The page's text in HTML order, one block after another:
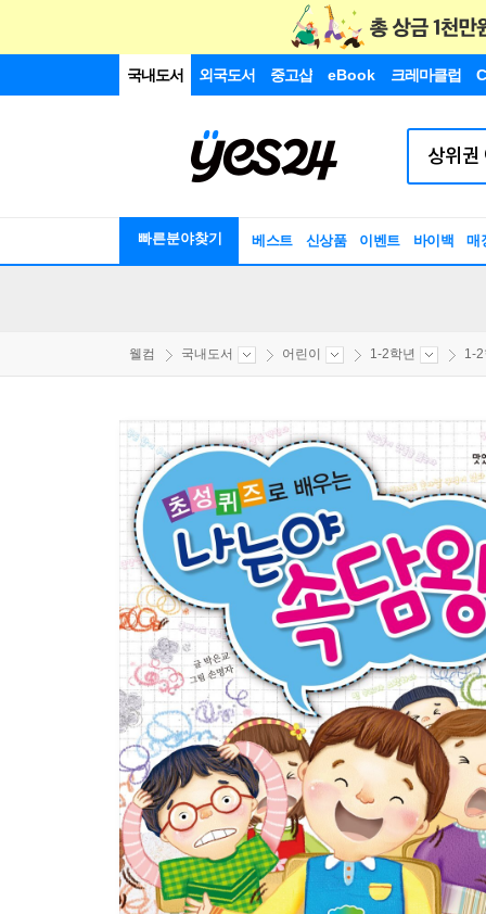
국내도서 외국도서 중고샵 eBook 크레마클럽
빠른분야찾기 베스트 신상품 이벤트 바이백 매
웰컴 국내도서 어린이 1-2학년 1-